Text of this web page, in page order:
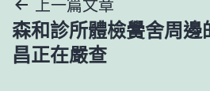
文
章
森和診所體檢黌舍周邊
昌正在嚴查